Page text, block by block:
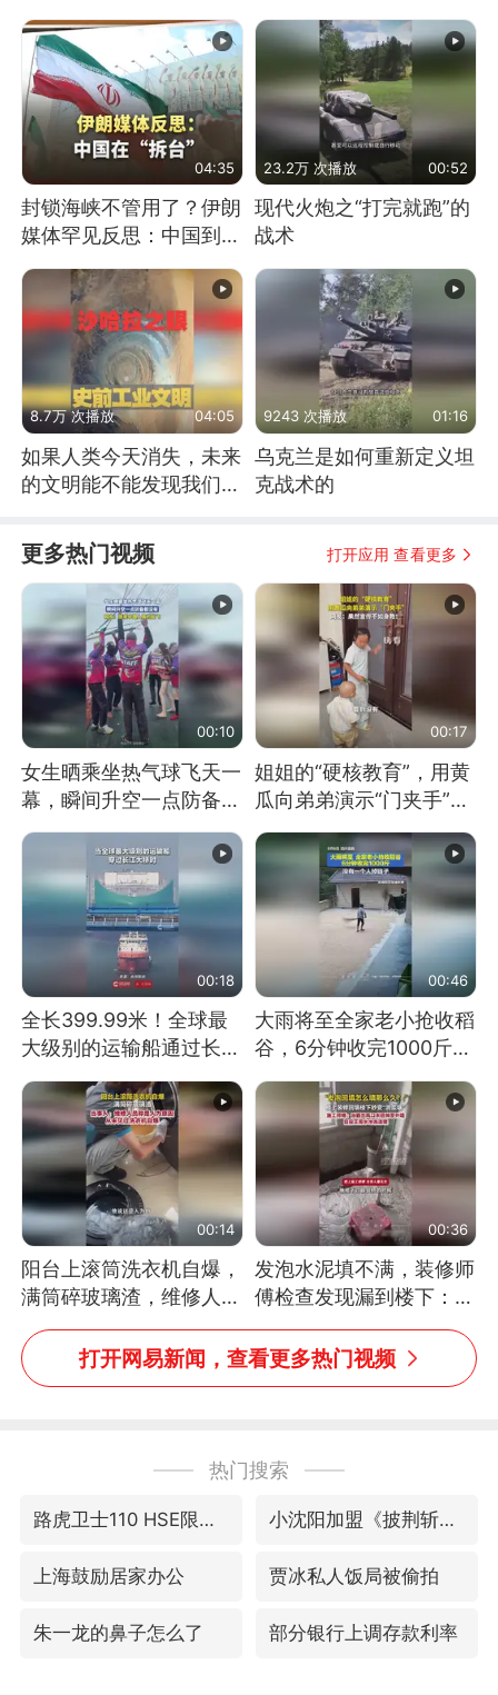
的
中打击俄纵深目标
04:35
封锁海峡不管用了？伊朗
媒体罕见反思：中国到底
23.2万 次播放 00:52
现代火炮之“打完就跑”的
战术
8.7万 次播放 04:05
如果人类今天消失，未来
的文明能不能发现我们存
9243 次播放 01:16
乌克兰是如何重新定义坦
克战术的
更多热门视频 打开应用 查看更多
00:10
女生晒乘坐热气球飞天一
幕，瞬间升空一点防备都
没有
00:17
姐姐的“硬核教育”，用黄
瓜向弟弟演示“门夹手”，
网友：果然言传不如身
教！
00:18
全长399.99米！全球最
大级别的运输船通过长江
大桥这一幕，太震撼了！
00:46
大雨将至全家老小抢收稻
谷，6分钟收完1000斤，
没有一个人掉链子
00:14
阳台上滚筒洗衣机自爆，
满筒碎玻璃渣，维修人员
称是人为原因，从未见过
洗衣机自爆
00:36
发泡水泥填不满，装修师
傅检查发现漏到楼下：出
风口未延伸到外墙
打开网易新闻，查看更多热门视频
热门搜索
路虎卫士110 HSE限时降价 小沈阳加盟《披荆斩棘》
上海鼓励居家办公 贾冰私人饭局被偷拍
朱一龙的鼻子怎么了 部分银行上调存款利率